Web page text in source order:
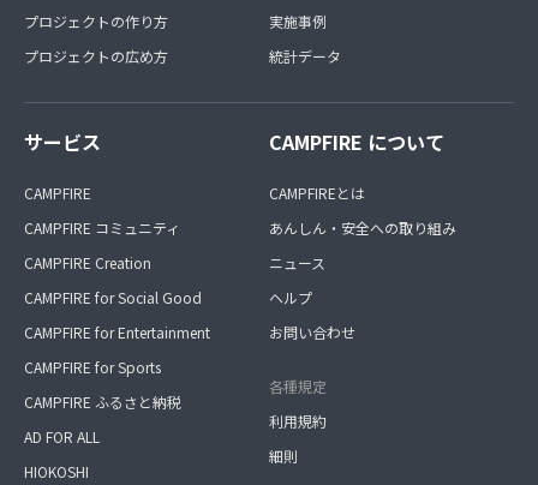
プロジェクトの作り方
プロジェクトの広め方
実施事例
統計データ
サービス
CAMPFIRE
CAMPFIRE コミュニティ
CAMPFIRE Creation
CAMPFIRE for Social Good
CAMPFIRE for Entertainment
CAMPFIRE for Sports
CAMPFIRE ふるさと納税
AD FOR ALL
HIOKOSHI
CAMPFIRE について
CAMPFIREとは
あんしん・安全への取り組み
ニュース
ヘルプ
お問い合わせ
各種規定
利用規約
細則